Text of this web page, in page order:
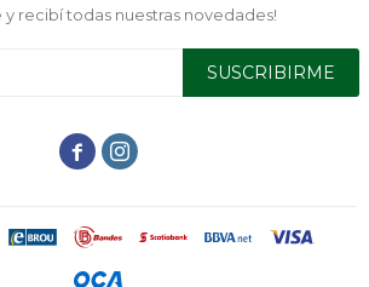
y recibí todas nuestras novedades!
SUSCRIBIRME
 